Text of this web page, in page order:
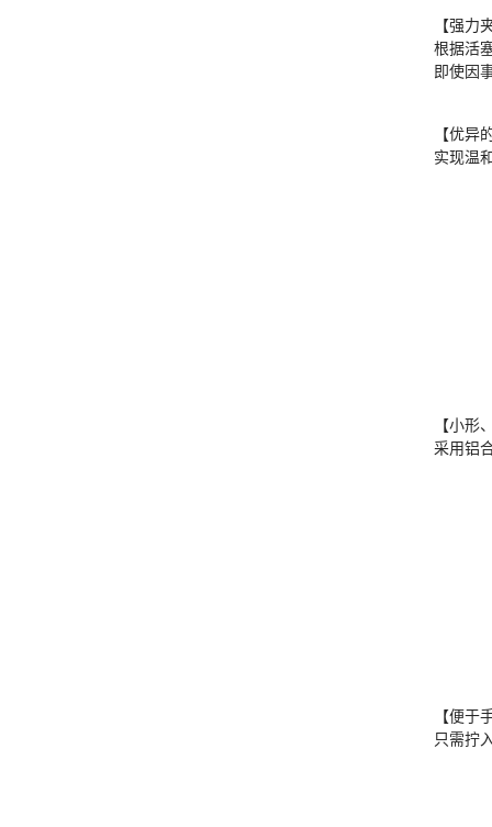
【强力
根据活
即使因
【优异
实现温
【小形
采用铝
【便于
只需拧